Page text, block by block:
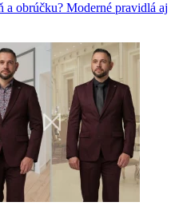
a obrúčku? Moderné pravidlá aj